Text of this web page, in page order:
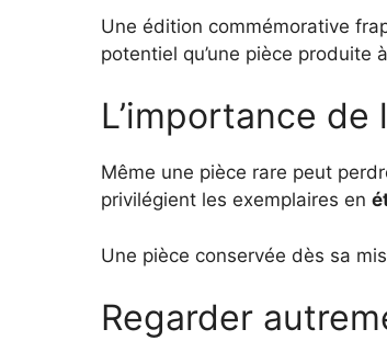
Une édition commémorative
potentiel qu’une pièce produite
L’importance de
Même une pièce rare peut
privilégient les exemplaires en
Une pièce conservée dès sa
Regarder